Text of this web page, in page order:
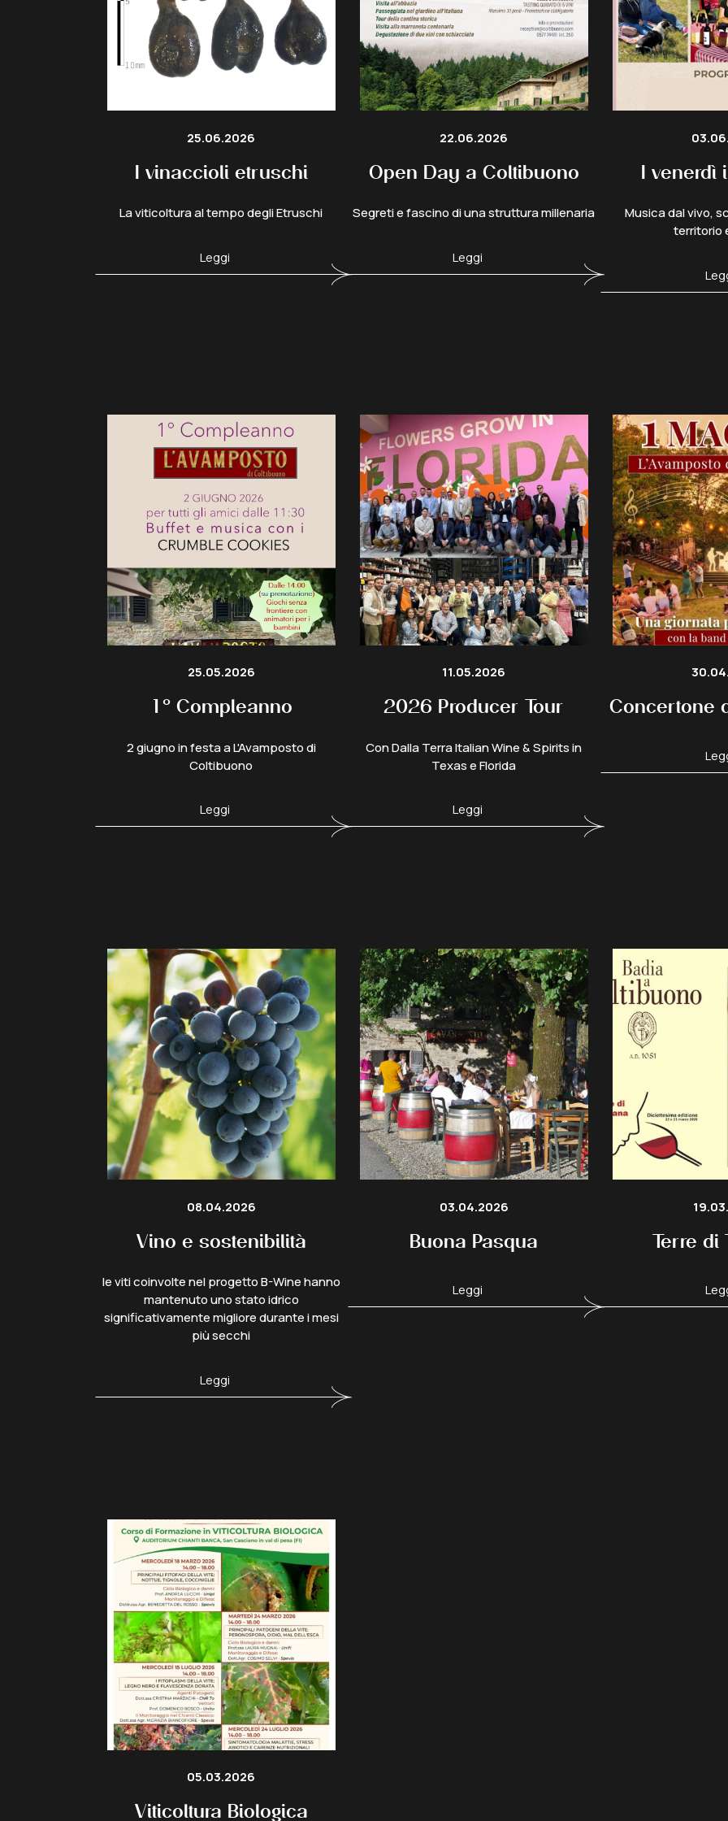
25.06.2026
I vinaccioli etruschi
La viticoltura al tempo degli Etruschi
Leggi
22.06.2026
Open Day a Coltibuono
Segreti e fascino di una struttura millenaria
Leggi
I venerdì
Musica dal vivo,
territorio
25.05.2026
1° Compleanno
2 giugno in festa a L'Avamposto di
Coltibuono
Leggi
11.05.2026
2026 Producer Tour
Con Dalla Terra Italian Wine & Spirits in
Texas e Florida
Leggi
Concertone
08.04.2026
Vino e sostenibilità
le viti coinvolte nel progetto B-Wine hanno
mantenuto uno stato idrico
significativamente migliore durante i mesi
più secchi
Leggi
03.04.2026
Buona Pasqua
Leggi
Terre di
05.03.2026
Viticoltura Biologica